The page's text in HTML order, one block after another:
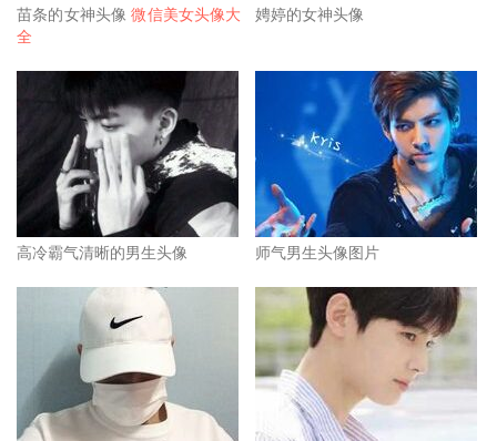
苗条的女神头像微信美女头像大
全
娉婷的女神头像
高冷霸气清晰的男生头像 师气男生头像图片